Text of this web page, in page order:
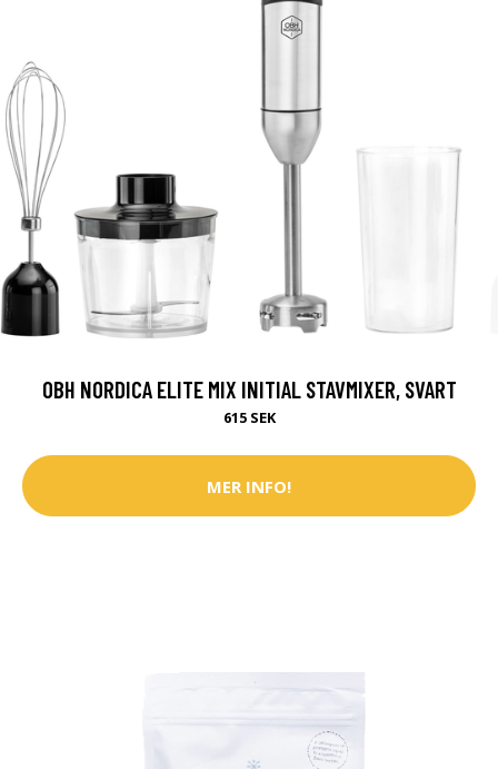
OBH NORDICA ELITE MIX INITIAL STAVMIXER, SVART
615 SEK
MER INFO!